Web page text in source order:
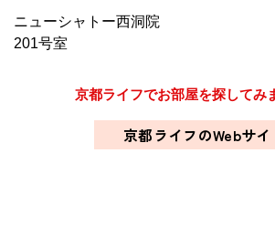
ニューシャトー西洞院
201号室
京都ライフでお部屋を探してみ
京都ライフのWebサイ